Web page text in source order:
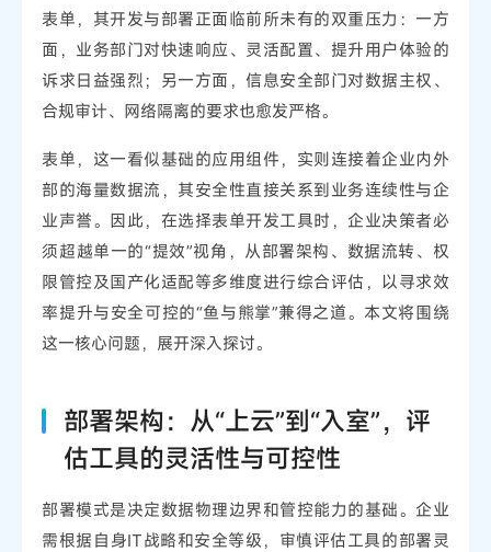
表单，其开发与部署正面临前所未有的双重压力：一方
面，业务部门对快速响应、灵活配置、提升用户体验的
诉求日益强烈；另一方面，信息安全部门对数据主权、
合规审计、网络隔离的要求也愈发严格。
表单，这一看似基础的应用组件，实则连接着企业内外
部的海量数据流，其安全性直接关系到业务连续性与企
业声誉。因此，在选择表单开发工具时，企业决策者必
须超越单一的“提效”视角，从部署架构、数据流转、权
限管控及国产化适配等多维度进行综合评估，以寻求效
率提升与安全可控的“鱼与熊掌”兼得之道。本文将围绕
这一核心问题，展开深入探讨。
部署架构：从“上云”到“入室”，评
估工具的灵活性与可控性
部署模式是决定数据物理边界和管控能力的基础。企业
需根据自身IT战略和安全等级，审慎评估工具的部署灵